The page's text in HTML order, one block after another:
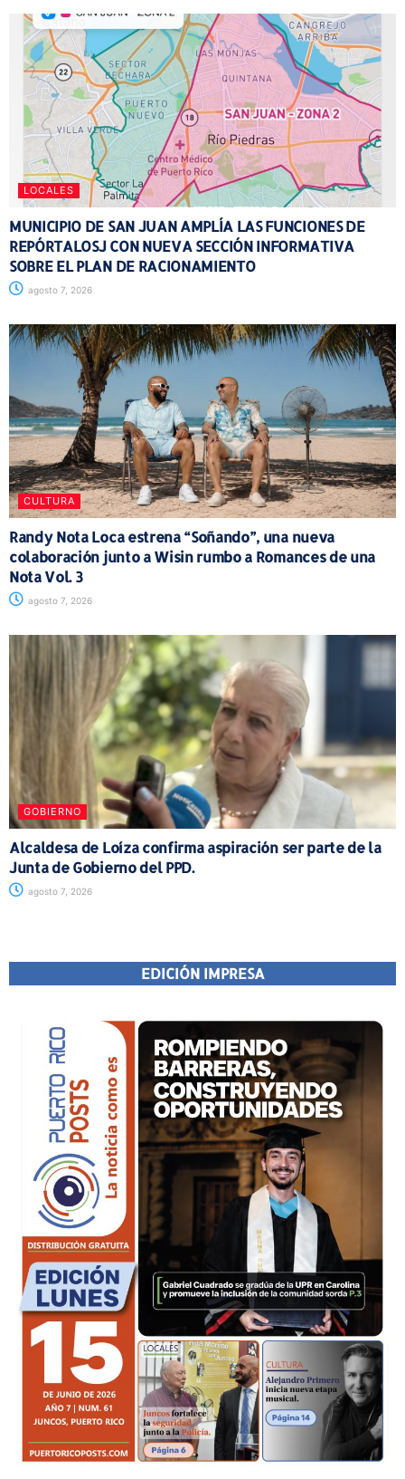
LOCALES
MUNICIPIO DE SAN JUAN AMPLÍA LAS FUNCIONES DE
REPÓRTALOSJ CON NUEVA SECCIÓN INFORMATIVA
SOBRE EL PLAN DE RACIONAMIENTO
agosto 7, 2026
CULTURA
Randy Nota Loca estrena “Soñando”, una nueva
colaboración junto a Wisin rumbo a Romances de una
Nota Vol. 3
agosto 7, 2026
GOBIERNO
Alcaldesa de Loíza confirma aspiración ser parte de la
Junta de Gobierno del PPD.
agosto 7, 2026
EDICIÓN IMPRESA